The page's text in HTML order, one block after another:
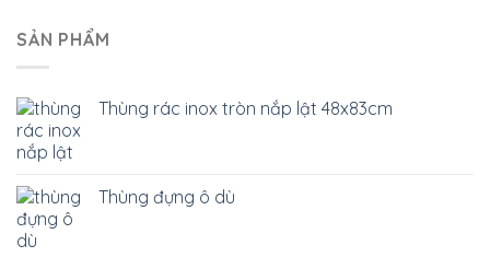
SẢN PHẨM
Thùng rác inox tròn nắp lật 48x83cm
Thùng đựng ô dù